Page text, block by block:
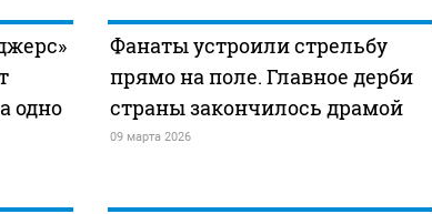
одно
Фанаты устроили стрельбу
прямо на поле. Главное дерби
страны закончилось драмой
09 марта 2026